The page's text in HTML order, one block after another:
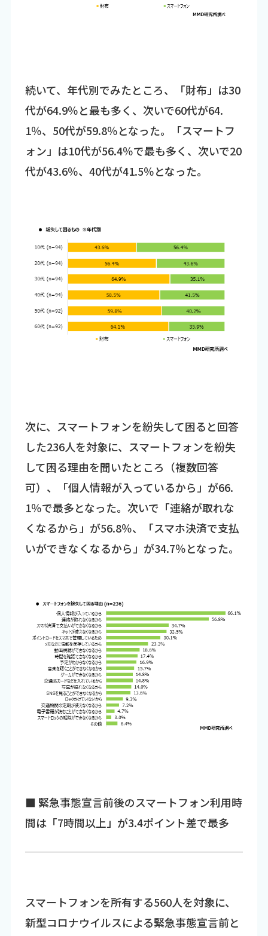
続いて、年代別でみたところ、「財布」は30
代が64.9％と最も多く、次いで60代が64.
1％、50代が59.8％となった。「スマートフ
ォン」は10代が56.4％で最も多く、次いで20
代が43.6％、40代が41.5％となった。
次に、スマートフォンを紛失して困ると回答
した236人を対象に、スマートフォンを紛失
して困る理由を聞いたところ（複数回答
可）、「個人情報が入っているから」が66.
1％で最多となった。次いで「連絡が取れな
くなるから」が56.8％、「スマホ決済で支払
いができなくなるから」が34.7％となった。
■ 緊急事態宣言前後のスマートフォン利用時
間は「7時間以上」が3.4ポイント差で最多
スマートフォンを所有する560人を対象に、
新型コロナウイルスによる緊急事態宣言前と